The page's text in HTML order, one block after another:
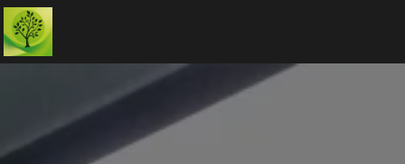
Panneau de gestion des cookies